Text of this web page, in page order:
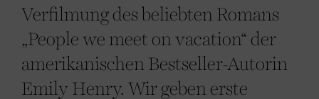
Verfilmung des beliebten Romans
„People we meet on vacation“ der
amerikanischen Bestseller-Autorin
Emily Henry. Wir geben erste